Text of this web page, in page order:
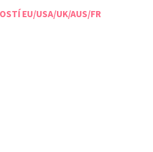
EU/USA/UK/AUS/FR